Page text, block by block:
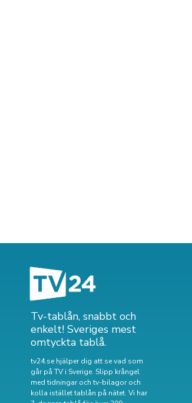
Tv-tablån, snabbt och
enkelt! Sveriges mest
omtyckta tablå.
tv24.se hjälper dig att se vad som
går på TV i Sverige. Slipp krångel
med tidningar och tv-bilagor och
kolla istället tablån på nätet. Vi har